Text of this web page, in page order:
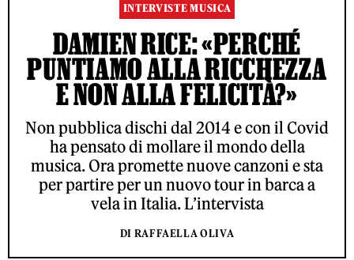
INTERVISTE MUSICA
DAMIEN RICE: «PERCHÉ
PUNTIAMO ALLA RICCHEZZA
E NON ALLA FELICITÀ?»
Non pubblica dischi dal 2014 e con il Covid
ha pensato di mollare il mondo della
musica. Ora promette nuove canzoni e sta
per partire per un nuovo tour in barca a
vela in Italia. L’intervista
DI RAFFAELLA OLIVA